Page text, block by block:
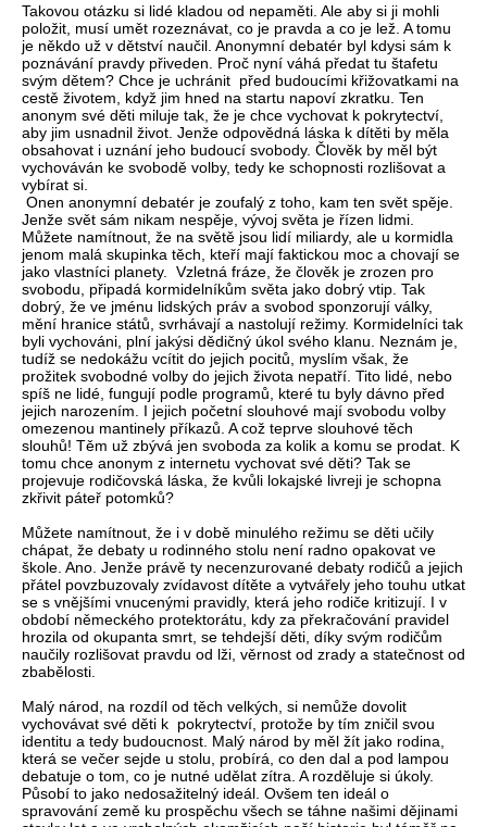
Takovou otázku si lidé kladou od nepaměti. Ale aby si ji mohli
položit, musí umět rozeznávat, co je pravda a co je lež. A tomu
je někdo už v dětství naučil. Anonymní debatér byl kdysi sám k
poznávání pravdy přiveden. Proč nyní váhá předat tu štafetu
svým dětem? Chce je uchránit před budoucími křižovatkami na
cestě životem, když jim hned na startu napoví zkratku. Ten
anonym své děti miluje tak, že je chce vychovat k pokrytectví,
aby jim usnadnil život. Jenže odpovědná láska k dítěti by měla
obsahovat i uznání jeho budoucí svobody. Člověk by měl být
vychováván ke svobodě volby, tedy ke schopnosti rozlišovat a
vybírat si.
Onen anonymní debatér je zoufalý z toho, kam ten svět spěje.
Jenže svět sám nikam nespěje, vývoj světa je řízen lidmi.
Můžete namítnout, že na světě jsou lidí miliardy, ale u kormidla
jenom malá skupinka těch, kteří mají faktickou moc a chovají se
jako vlastníci planety. Vzletná fráze, že člověk je zrozen pro
svobodu, připadá kormidelníkům světa jako dobrý vtip. Tak
dobrý, že ve jménu lidských práv a svobod sponzorují války,
mění hranice států, svrhávají a nastolují režimy. Kormidelníci tak
byli vychováni, plní jakýsi dědičný úkol svého klanu. Neznám je,
tudíž se nedokážu vcítit do jejich pocitů, myslím však, že
prožitek svobodné volby do jejich života nepatří. Tito lidé, nebo
spíš ne lidé, fungují podle programů, které tu byly dávno před
jejich narozením. I jejich početní slouhové mají svobodu volby
omezenou mantinely příkazů. A což teprve slouhové těch
slouhů! Těm už zbývá jen svoboda za kolik a komu se prodat. K
tomu chce anonym z internetu vychovat své děti? Tak se
projevuje rodičovská láska, že kvůli lokajské livreji je schopna
zkřivit páteř potomků?
Můžete namítnout, že i v době minulého režimu se děti učily
chápat, že debaty u rodinného stolu není radno opakovat ve
škole. Ano. Jenže právě ty necenzurované debaty rodičů a jejich
přátel povzbuzovaly zvídavost dítěte a vytvářely jeho touhu utkat
se s vnějšími vnucenými pravidly, která jeho rodiče kritizují. I v
období německého protektorátu, kdy za překračování pravidel
hrozila od okupanta smrt, se tehdejší děti, díky svým rodičům
naučily rozlišovat pravdu od lži, věrnost od zrady a statečnost od
zbabělosti.
Malý národ, na rozdíl od těch velkých, si nemůže dovolit
vychovávat své děti k pokrytectví, protože by tím zničil svou
identitu a tedy budoucnost. Malý národ by měl žít jako rodina,
která se večer sejde u stolu, probírá, co den dal a pod lampou
debatuje o tom, co je nutné udělat zítra. A rozděluje si úkoly.
Působí to jako nedosažitelný ideál. Ovšem ten ideál o
spravování země ku prospěchu všech se táhne našimi dějinami